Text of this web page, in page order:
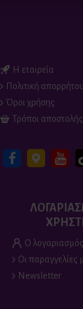
Η εταιρεία
Πολιτική απορρήτου
Όροι χρήσης
Τρόποι
Ο
Οι παραγγελίες
Newsletter